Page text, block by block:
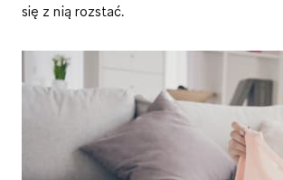
się z nią rozstać.